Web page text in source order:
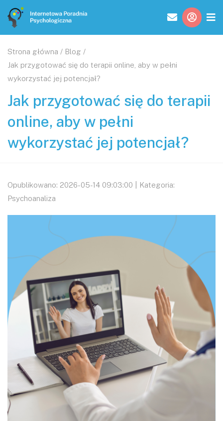
Strona główna / Blog /
Jak przygotować się do terapii online, aby w pełni
wykorzystać jej potencjał?
Jak przygotować się do terapii
online, aby w pełni
wykorzystać jej potencjał?
Opublikowano: 2026-05-14 09:03:00 | Kategoria:
Psychoanaliza